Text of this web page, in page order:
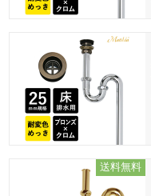
送料無料